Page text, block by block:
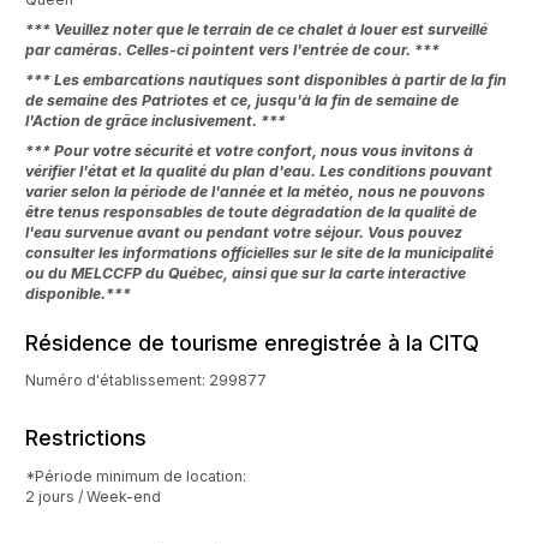
*** Veuillez noter que le terrain de ce chalet à louer est surveillé
par caméras. Celles-ci pointent vers l'entrée de cour. ***
*** Les embarcations nautiques sont disponibles à partir de la fin
de semaine des Patriotes et ce, jusqu'à la fin de semaine de
l'Action de grâce inclusivement. ***
*** Pour votre sécurité et votre confort, nous vous invitons à
vérifier l'état et la qualité du plan d'eau. Les conditions pouvant
varier selon la période de l'année et la météo, nous ne pouvons
être tenus responsables de toute dégradation de la qualité de
l'eau survenue avant ou pendant votre séjour. Vous pouvez
consulter les informations officielles sur le site de la municipalité
ou du MELCCFP du Québec, ainsi que sur la carte interactive
disponible.***
Résidence de tourisme enregistrée à la CITQ
Numéro d'établissement: 299877
Restrictions
*Période minimum de location:
2 jours / Week-end